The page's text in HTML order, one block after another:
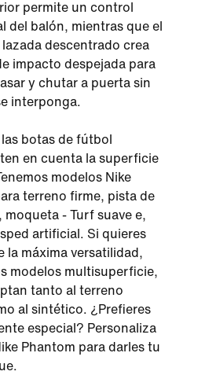
permite un control
del balón, mientras que el
lazada descentrado crea
impacto despejada para
y chutar a puerta sin
interponga.
botas de fútbol
en cuenta la superficie
modelos Nike
terreno firme, pista de
moqueta - Turf suave e,
artificial. Si quieres
la máxima versatilidad,
modelos multisuperficie,
tanto al terreno
al sintético. ¿Prefieres
especial? Personaliza
Phantom para darles tu